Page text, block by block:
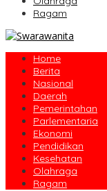
Ragam
Home
Berita
Nasional
Daerah
Pemerintahan
Parlementaria
Ekonomi
Pendidikan
Kesehatan
Olahraga
Ragam